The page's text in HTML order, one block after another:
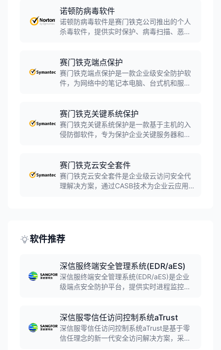
设备安全和在线隐私保护，支持Windows、
Mac、Android和iOS多平台。
诺顿防病毒软件
诺顿防病毒软件是赛门铁克公司推出的个人
杀毒软件，提供实时保护、病毒扫描、恶意
别率，是广泛应用的防病毒程序。
赛门铁克端点保护
赛门铁克端点保护是一款企业级安全防护软
件，为网络中的笔记本电脑、台式机和服务
墙、入侵防御、设备和应用程序控制等多种
安全功能，通过单一代理实现集中式管理。
赛门铁克关键系统保护
赛门铁克关键系统保护是一款基于主机的入
侵防御软件，专为保护企业关键服务器和基
系统平台，确保关键业务系统的完整性和策
略合规。
赛门铁克云安全套件
赛门铁克云安全套件是企业级云访问安全代
理解决方案，通过CASB技术为企业云应用提
软件推荐
深信服终端安全管理系统(EDR/aES)
深信服终端安全管理系统(EDR/aES)是企业
级端点安全防护平台，提供实时进程监控、
2020年终端安全软件市场份额位列第三，为
企业提供全面深入的终端设备安全监控和防
护。
深信服零信任访问控制系统aTrust
深信服零信任访问控制系统aTrust是基于零
信任理念的新一代安全访问解决方案，采用